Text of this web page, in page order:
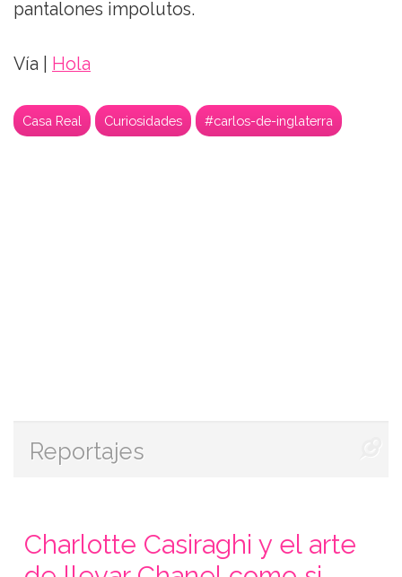
pantalones impolutos.
Vía | Hola
Casa Real Curiosidades #carlos-de-inglaterra
Reportajes
Charlotte Casiraghi y el arte